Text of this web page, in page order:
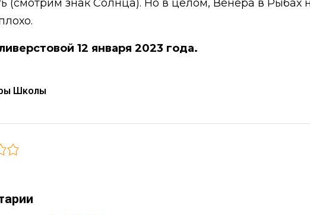
(смотрим знак Солнца). Но в целом, Венера в Рыбах
12 января 2023 года.
Школы